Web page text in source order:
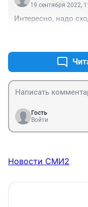
19 сентября 2022,
Интересно, надо
Гость
Войти
Новости СМИ2